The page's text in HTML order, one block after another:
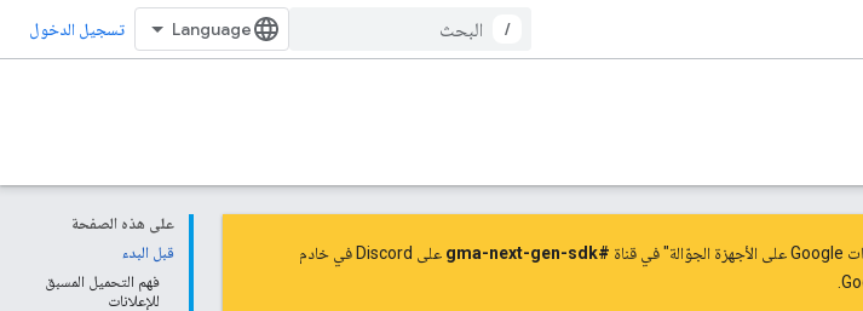
/ تسجيل الدخول
على هذه الصفحة
قبل البدء
فهم التحميل المسبق
للإعلانات
#gma-next-gen-sdk
على Discord في خادم